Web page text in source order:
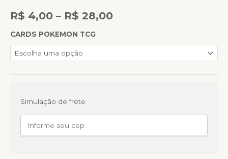
R$ 4,00 – R$ 28,00
CARDS POKEMON TCG
Simulação de frete